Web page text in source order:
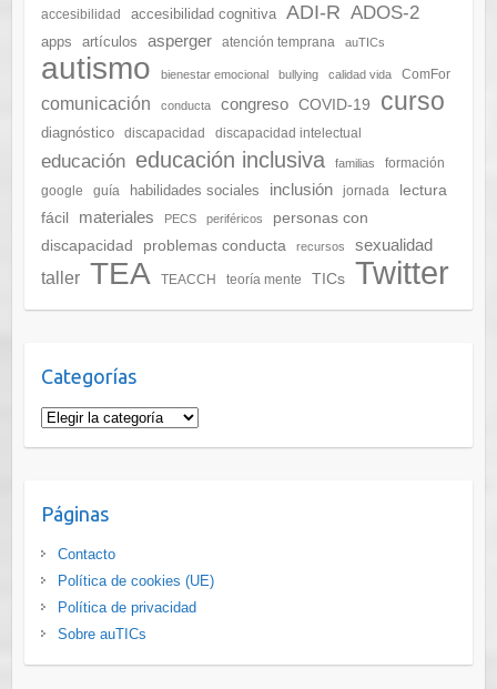
accesibilidad accesibilidad cognitiva ADI-R ADOS-2
apps artículos asperger atención temprana auTICs
autismo bienestar emocional bullying calidad vida ComFor
comunicación conducta congreso COVID-19 curso
diagnóstico discapacidad discapacidad intelectual
educación educación inclusiva familias
formación
google
guía habilidades sociales inclusión jornada
lectura
fácil
materiales PECS periféricos
personas con
discapacidad
problemas conducta recursos sexualidad
taller TEA TEACCH teoría mente TICs Twitter
Categorías
Categorías
Páginas
Contacto
Política de cookies (UE)
Política de privacidad
Sobre auTICs